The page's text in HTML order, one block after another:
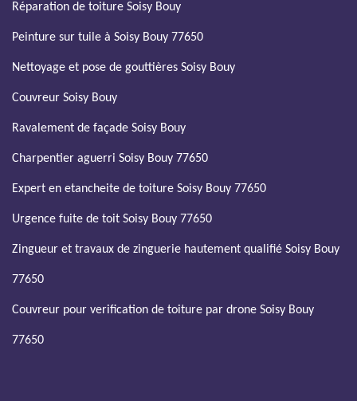
Réparation de toiture Soisy Bouy
Peinture sur tuile à Soisy Bouy 77650
Nettoyage et pose de gouttières Soisy Bouy
Couvreur Soisy Bouy
Ravalement de façade Soisy Bouy
Charpentier aguerri Soisy Bouy 77650
Expert en etancheite de toiture Soisy Bouy 77650
Urgence fuite de toit Soisy Bouy 77650
Zingueur et travaux de zinguerie hautement qualifié Soisy Bouy
77650
Couvreur pour verification de toiture par drone Soisy Bouy
77650